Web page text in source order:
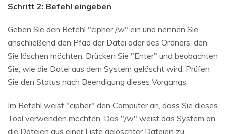
Schritt 2: Befehl eingeben
Geben Sie den Befehl "cipher /w" ein und nennen Sie
anschließend den Pfad der Datei oder des Ordners, den
Sie löschen möchten. Drücken Sie "Enter" und beobachten
Sie, wie die Datei aus dem System gelöscht wird. Prüfen
Sie den Status nach Beendigung dieses Vorgangs.
Im Befehl weist "cipher" den Computer an, dass Sie dieses
Tool verwenden möchten. Das "/w" weist das System an,
die Dateien aus einer Liste gelöschter Dateien zu